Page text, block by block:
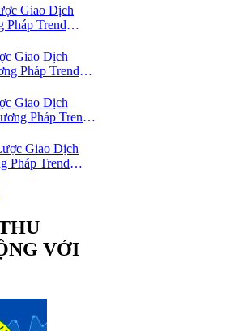
Giao Dịch
Pháp Trend
Giao Dịch
Pháp Trend
Giao Dịch
Pháp Trend
Giao Dịch
Pháp Trend
VỚI